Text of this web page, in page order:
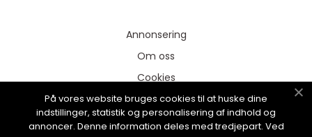
Annonsering
Om oss
Cookies
Kontakta oss
Sitemap
På vores website bruges cookies til at huske dine
indstillinger, statistik og personalisering af indhold og
annoncer. Denne information deles med tredjepart. Ved